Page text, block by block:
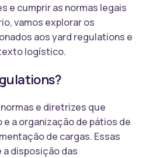
e cumprir as normas legais
vamos explorar os
aos yard regulations e
logístico.
e diretrizes que
a organização de pátios de
de cargas. Essas
disposição das